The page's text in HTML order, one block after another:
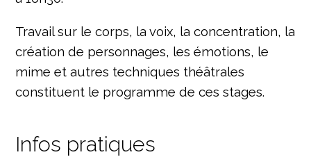
Travail sur le corps, la voix, la concentration, la
création de personnages, les émotions, le
mime et autres techniques théâtrales
constituent le programme de ces stages.
Infos pratiques